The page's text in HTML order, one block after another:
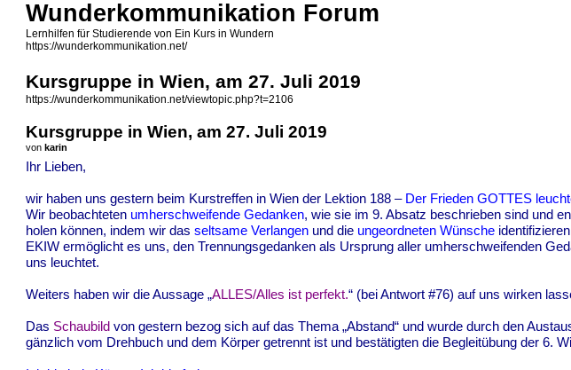
Wunderkommunikation Forum
Lernhilfen für Studierende von Ein Kurs in Wundern
https://wunderkommunikation.net/
Kursgruppe in Wien, am 27. Juli 2019
https://wunderkommunikation.net/viewtopic.php?t=2106
Kursgruppe in Wien, am 27. Juli 2019
vonkarin
Ihr Lieben,
wir haben uns gestern beim Kurstreffen in Wien der Lektion 188 – Der Frieden GOTTES
Wir beobachteten umherschweifende Gedanken, wie sie im 9. Absatz beschrieben sind und
holen können, indem wir dasseltsame Verlangen und die ungeordneten Wünsche
EKIW ermöglicht es uns, den Trennungsgedanken als Ursprung aller umherschweifenden
uns leuchtet.
Weiters haben wir die Aussage „ALLES/Alles ist perfekt.“ (bei Antwort #76) auf uns wirken
Das Schaubild von gestern bezog sich auf das Thema „Abstand“ und wurde durch den
gänzlich vom Drehbuch und dem Körper getrennt ist und bestätigten die Begleitübung der 6.